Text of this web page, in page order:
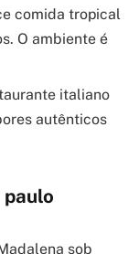
comida tropical
O ambiente é
italiano
autênticos
sob